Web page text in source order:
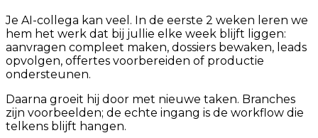
Je AI-collega kan veel. In de eerste 2 weken leren we
hem het werk dat bij jullie elke week blijft liggen:
aanvragen compleet maken, dossiers bewaken, leads
opvolgen, offertes voorbereiden of productie
ondersteunen.
Daarna groeit hij door met nieuwe taken. Branches
zijn voorbeelden; de echte ingang is de workflow die
telkens blijft hangen.